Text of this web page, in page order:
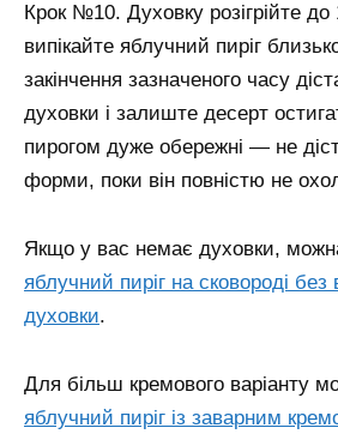
Крок №10. Духовку розігрійте до
випікайте яблучний пиріг
закінчення зазначеного часу
духовки і залиште десерт
пирогом дуже обережні — не
форми, поки він повністю не
Якщо у вас немає духовки,
яблучний пиріг на сковороді без
духовки.
Для більш кремового варіанту
яблучний пиріг із заварним